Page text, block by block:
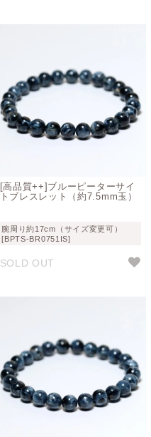
[高品質++]ブルーピーターサイ
トブレスレット（約7.5mm玉）
腕周り約17cm（サイズ変更可）
[BPTS-BR0751IS]
SOLD OUT